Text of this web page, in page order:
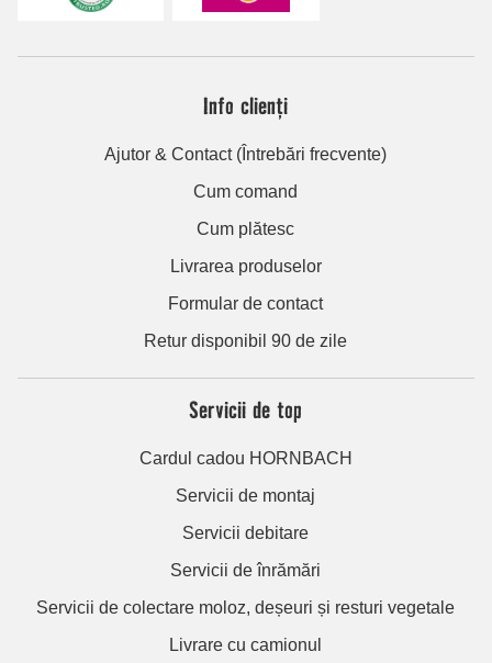
Info clienți
Ajutor & Contact (Întrebări frecvente)
Cum comand
Cum plătesc
Livrarea produselor
Formular de contact
Retur disponibil 90 de zile
Servicii de top
Cardul cadou HORNBACH
Servicii de montaj
Servicii debitare
Servicii de înrămări
Servicii de colectare moloz, deșeuri și resturi vegetale
Livrare cu camionul